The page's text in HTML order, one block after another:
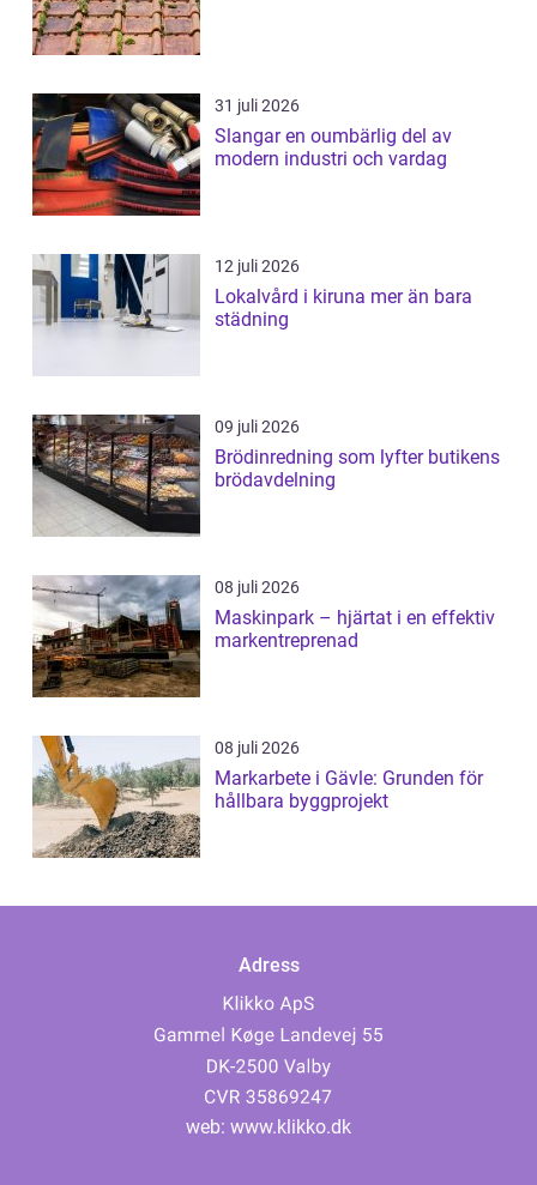
31 juli 2026
Slangar en oumbärlig del av
modern industri och vardag
12 juli 2026
Lokalvård i kiruna mer än bara
städning
09 juli 2026
Brödinredning som lyfter butikens
brödavdelning
08 juli 2026
Maskinpark – hjärtat i en effektiv
markentreprenad
08 juli 2026
Markarbete i Gävle: Grunden för
hållbara byggprojekt
Adress
web: www.klikko.dk